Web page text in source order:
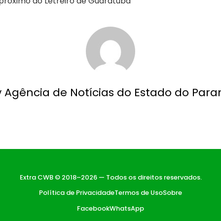
Agência de Notícias do Estado do
Extra CWB © 2018–2026 — Todos os direitos reservados.
Política de PrivacidadeTermos de UsoSobre
FacebookWhatsApp